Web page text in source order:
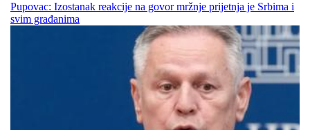
Pupovac: Izostanak reakcije na govor mržnje prijetnja je Srbima i
svim građanima